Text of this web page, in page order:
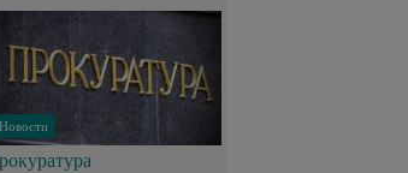
Новости